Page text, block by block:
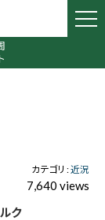
カテゴリ :近況
7,640 views
ク